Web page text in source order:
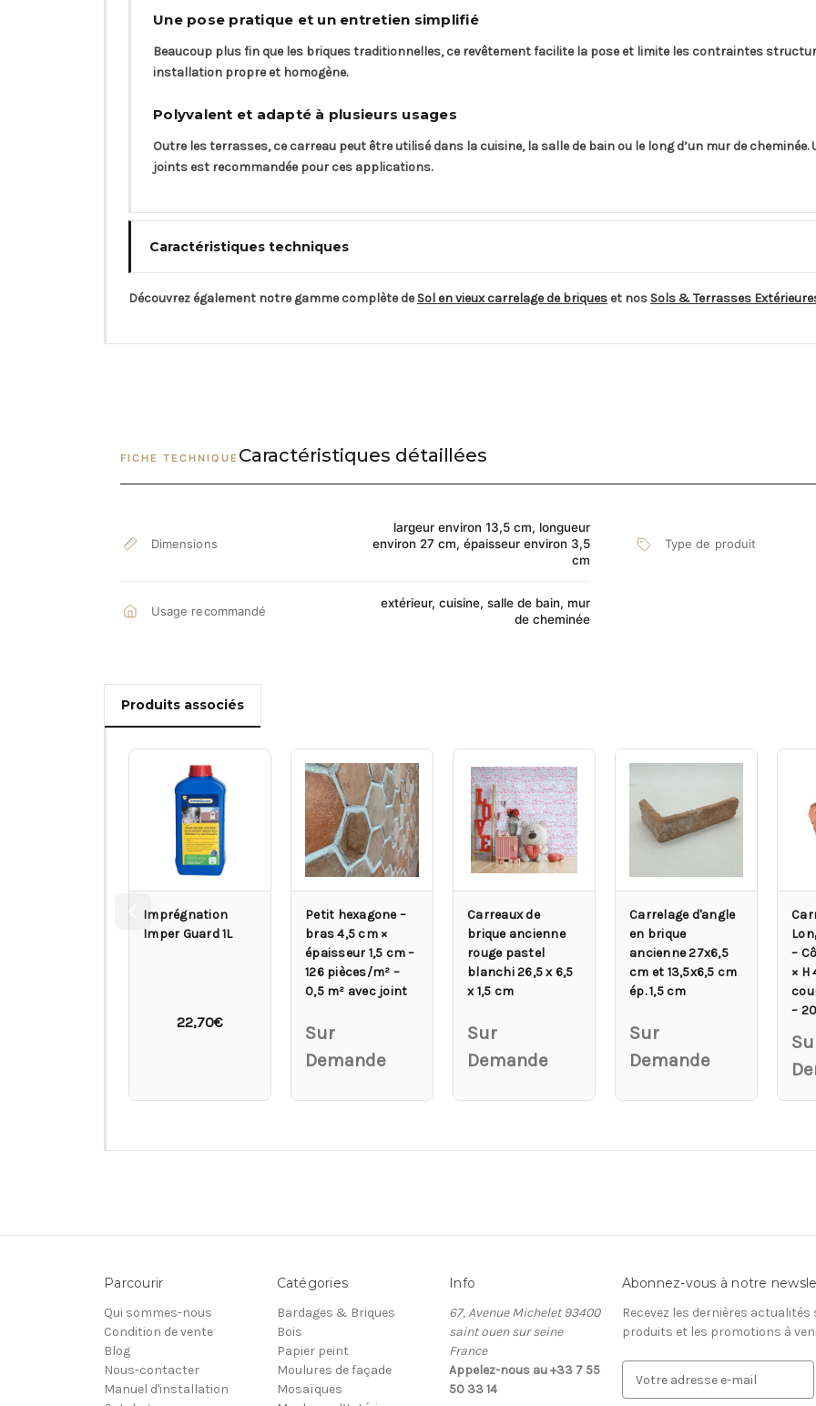
Une pose pratique et un entretien simplifié
Beaucoup plus fin que les briques traditionnelles, ce revêtement facilite la pose et limite les contraintes
installation propre et homogène.
Polyvalent et adapté à plusieurs usages
Outre les terrasses, ce carreau peut être utilisé dans la cuisine, la salle de bain ou le long d’un mur de
joints est recommandée pour ces applications.
Caractéristiques techniques
Découvrez également notre gamme complète deSol en vieux carrelage de briques et nos Sols & Terrasses
FICHE TECHNIQUE Caractéristiques détaillées
Dimensions
largeur environ 13,5 cm, longueur
environ 27 cm, épaisseur environ 3,5
cm
Type de produit
Usage recommandé
extérieur, cuisine, salle de bain, mur
de cheminée
Produits associés
Imprégnation
Imper Guard 1L
22,70€
Petit hexagone –
bras 4,5 cm ×
épaisseur 1,5 cm –
126 pièces/m² –
0,5 m² avec joint
Sur
Demande
Carreaux de
brique ancienne
rouge pastel
blanchi 26,5 x 6,5
x 1,5 cm
Sur
Demande
Carrelage d'angle
en brique
ancienne 27x6,5
cm et 13,5x6,5 cm
ép. 1,5 cm
Sur
Demande
–
× H
–
Parcourir
Qui sommes-nous
Condition de vente
Blog
Nous-contacter
Manuel d'installation
Catégories
Bardages & Briques
Bois
Papier peint
Moulures de façade
Mosaïques
Info
67, Avenue Michelet 93400
saint ouen sur seine
France
Appelez-nous au +33 7 55
50 33 14
Abonnez-vous à notre
Recevez les dernières actualités
produits et les promotions à